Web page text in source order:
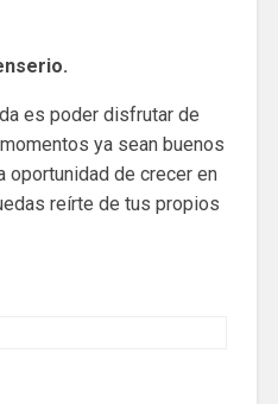
es poder disfrutar de
ya sean buenos
oportunidad de crecer en
reírte de tus propios